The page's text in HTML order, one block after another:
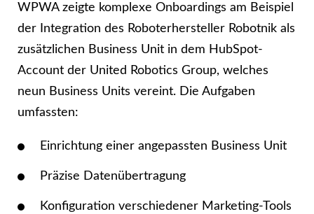
WPWA zeigte komplexe Onboardings am Beispiel
der Integration des Roboterhersteller Robotnik als
zusätzlichen Business Unit in dem HubSpot-
Account der United Robotics Group, welches
neun Business Units vereint. Die Aufgaben
umfassten:
Einrichtung einer angepassten Business Unit
Präzise Datenübertragung
Konfiguration verschiedener Marketing-Tools